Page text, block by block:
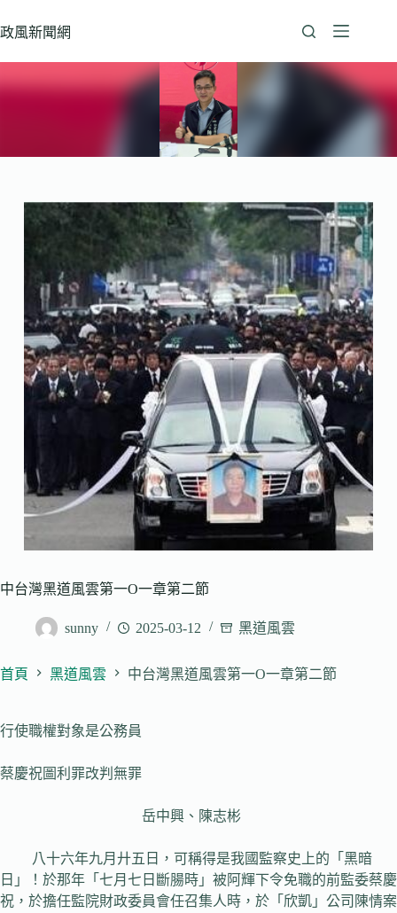
至
政風新聞網
中台灣黑道風雲第一O一章第二節
sunny 2025-03-12 黑道風雲
首頁 黑道風雲 中台灣黑道風雲第一O一章第二節
行使職權對象是公務員
蔡慶祝圖利罪改判無罪
岳中興、陳志彬
八十六年九月廾五日，可稱得是我國監察史上的「黑暗
日」！於那年「七月七日斷腸時」被阿輝下令免職的前監委蔡慶
祝，於擔任監院財政委員會任召集人時，於「欣凱」公司陳情案